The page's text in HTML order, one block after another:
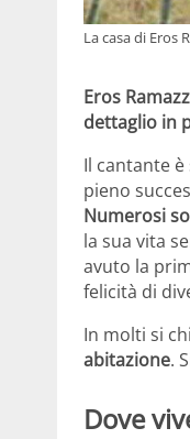
La casa di Eros
Eros
dettaglio in
Il cantante
pieno
Numerosi
la sua vita
avuto la
felicità di
In molti si
abitazione.
Dove